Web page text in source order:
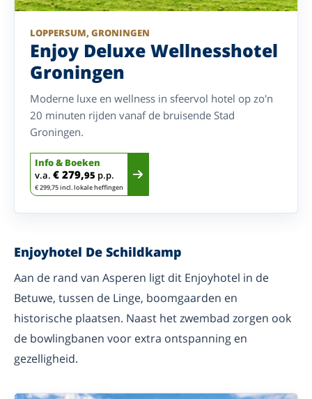
LOPPERSUM, GRONINGEN
Enjoy Deluxe Wellnesshotel
Groningen
Moderne luxe en wellness in sfeervol hotel op zo'n
20 minuten rijden vanaf de bruisende Stad
Groningen.
Info & Boeken
v.a. € 279,95 p.p.
€ 299,75 incl. lokale heffingen
Enjoyhotel De Schildkamp
Aan de rand van Asperen ligt dit Enjoyhotel in de
Betuwe, tussen de Linge, boomgaarden en
historische plaatsen. Naast het zwembad zorgen ook
de bowlingbanen voor extra ontspanning en
gezelligheid.